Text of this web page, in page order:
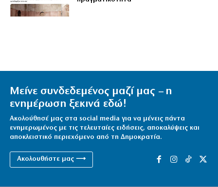
Μείνε συνδεδεμένος μαζί μας – η
ενημέρωση ξεκινά εδώ!
Ακολούθησέ μας στα social media για να μένεις πάντα
ενημερωμένος με τις τελευταίες ειδήσεις, αποκαλύψεις και
αποκλειστικό περιεχόμενο από τη Δημοκρατία.
Ακολουθήστε μας ⟶